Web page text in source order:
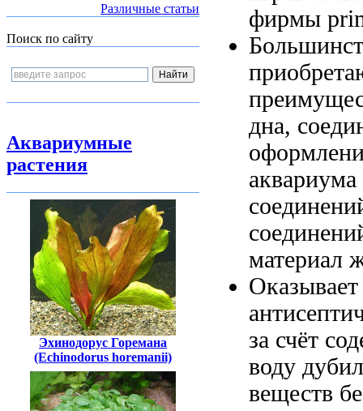
Различные статьи
Поиск по сайту
Аквариумные
растения
Эхинодорус Горемана
(Echinodorus horemanii)
фирмы
дна,
аквариума
материал
за счёт
воду
веществ